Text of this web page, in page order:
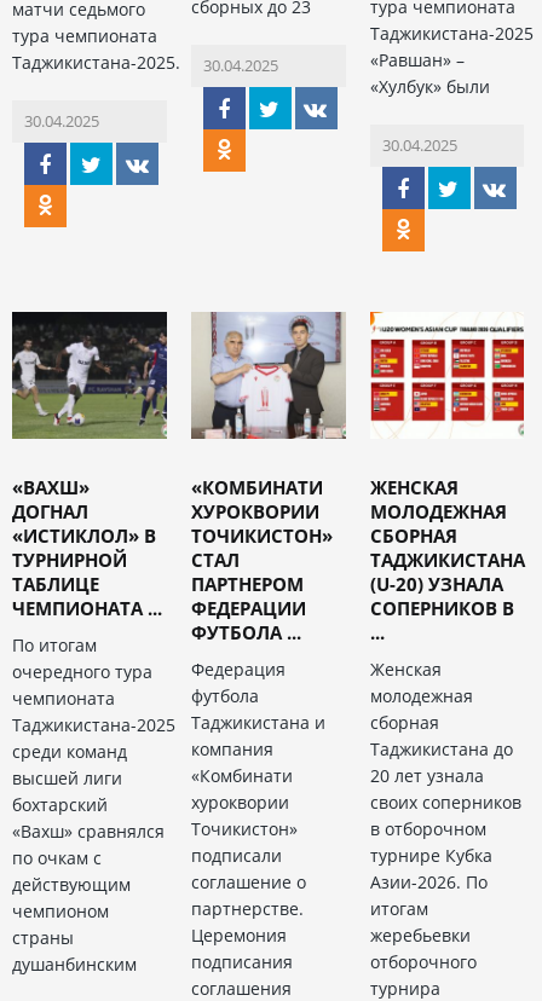
матчи седьмого
тура чемпионата
Таджикистана-2025.
30.04.2025
сборных до 23
30.04.2025
тура чемпионата
Таджикистана-2025
«Равшан» –
«Хулбук» были
30.04.2025
«ВАХШ»
ДОГНАЛ
«ИСТИКЛОЛ» В
ТУРНИРНОЙ
ТАБЛИЦЕ
ЧЕМПИОНАТА ...
По итогам
очередного тура
чемпионата
Таджикистана-2025
среди команд
высшей лиги
бохтарский
«Вахш» сравнялся
по очкам с
действующим
чемпионом
страны
душанбинским
«КОМБИНАТИ
ХУРОКВОРИИ
ТОЧИКИСТОН»
СТАЛ
ПАРТНЕРОМ
ФЕДЕРАЦИИ
ФУТБОЛА ...
Федерация
футбола
Таджикистана и
компания
«Комбинати
хуроквории
Точикистон»
подписали
соглашение о
партнерстве.
Церемония
подписания
соглашения
ЖЕНСКАЯ
МОЛОДЕЖНАЯ
СБОРНАЯ
ТАДЖИКИСТАНА
(U-20) УЗНАЛА
СОПЕРНИКОВ В
...
Женская
молодежная
сборная
Таджикистана до
20 лет узнала
своих соперников
в отборочном
турнире Кубка
Азии-2026. По
итогам
жеребьевки
отборочного
турнира